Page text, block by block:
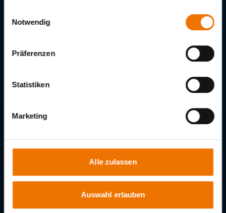
Notwendig
Präferenzen
Statistiken
Marketing
Alle zulassen
Auswahl erlauben
Luxemburger Str. 21
Tel.:
+49 30 45001-0
SLV Berlin-Brandenburg